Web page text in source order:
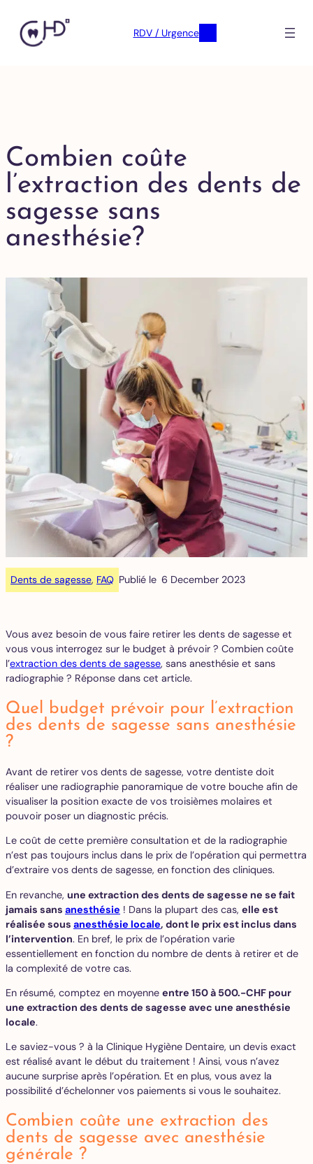
RDV / Urgence
Combien coûte
l’extraction des dents de
sagesse sans
anesthésie?
Dents de sagesse, FAQ Publié le 6 December 2023
Vous avez besoin de vous faire retirer les dents de sagesse et
vous vous interrogez sur le budget à prévoir ? Combien coûte
l’extraction des dents de sagesse, sans anesthésie et sans
radiographie ? Réponse dans cet article.
Quel budget prévoir pour l’extraction
des dents de sagesse sans anesthésie
?
Avant de retirer vos dents de sagesse, votre dentiste doit
réaliser une radiographie panoramique de votre bouche afin de
visualiser la position exacte de vos troisièmes molaires et
pouvoir poser un diagnostic précis.
Le coût de cette première consultation et de la radiographie
n’est pas toujours inclus dans le prix de l’opération qui permettra
d’extraire vos dents de sagesse, en fonction des cliniques.
En revanche, une extraction des dents de sagesse ne se fait
jamais sans anesthésie ! Dans la plupart des cas, elle est
réalisée sous anesthésie locale, dont le prix est inclus dans
l’intervention. En bref, le prix de l’opération varie
essentiellement en fonction du nombre de dents à retirer et de
la complexité de votre cas.
En résumé, comptez en moyenne entre 150 à 500.-CHF pour
une extraction des dents de sagesse avec une anesthésie
locale.
Le saviez-vous ? à la Clinique Hygiène Dentaire, un devis exact
est réalisé avant le début du traitement ! Ainsi, vous n’avez
aucune surprise après l’opération. Et en plus, vous avez la
possibilité d’échelonner vos paiements si vous le souhaitez.
Combien coûte une extraction des
dents de sagesse avec anesthésie
générale ?